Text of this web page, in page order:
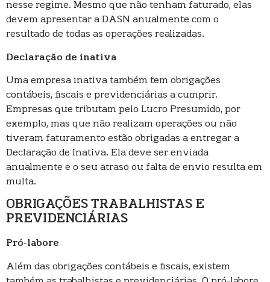
nesse regime. Mesmo que não tenham faturado, elas
devem apresentar a DASN anualmente com o
resultado de todas as operações realizadas.
Declaração de inativa
Uma empresa inativa também tem obrigações
contábeis, fiscais e previdenciárias a cumprir.
Empresas que tributam pelo Lucro Presumido, por
exemplo, mas que não realizam operações ou não
tiveram faturamento estão obrigadas a entregar a
Declaração de Inativa. Ela deve ser enviada
anualmente e o seu atraso ou falta de envio resulta em
multa.
OBRIGAÇÕES TRABALHISTAS E
PREVIDENCIÁRIAS
Pró-labore
Além das obrigações contábeis e fiscais, existem